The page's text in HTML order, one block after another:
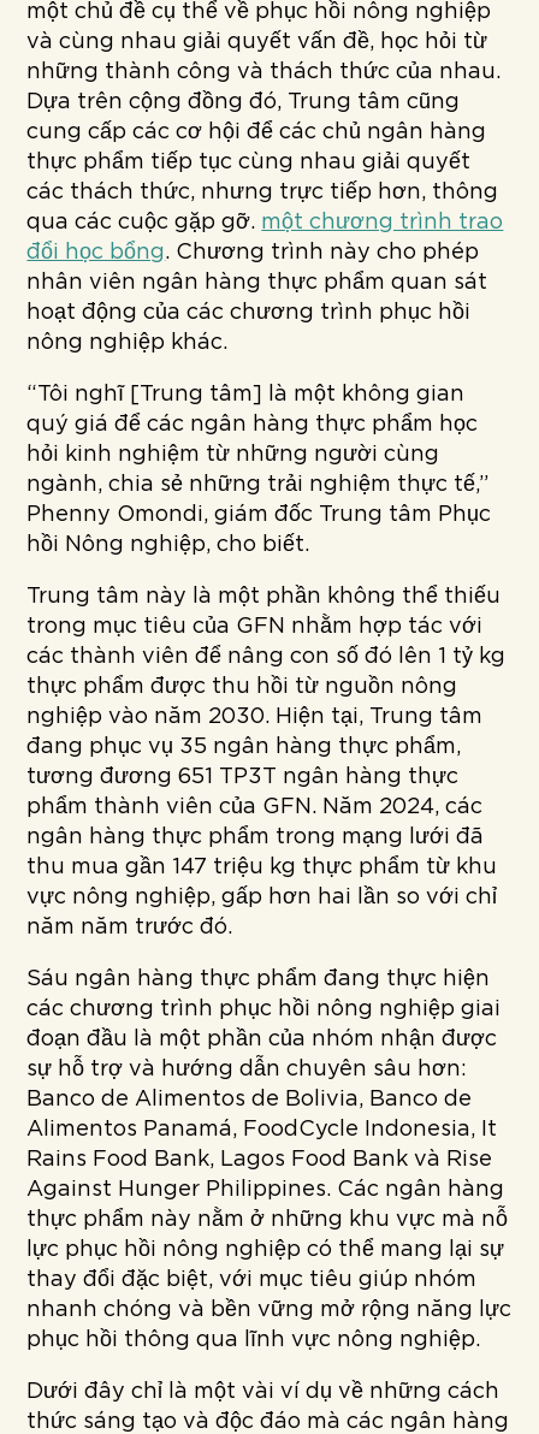
một chủ đề cụ thể về phục hồi nông nghiệp
và cùng nhau giải quyết vấn đề, học hỏi từ
những thành công và thách thức của nhau.
Dựa trên cộng đồng đó, Trung tâm cũng
cung cấp các cơ hội để các chủ ngân hàng
thực phẩm tiếp tục cùng nhau giải quyết
các thách thức, nhưng trực tiếp hơn, thông
qua các cuộc gặp gỡ. một chương trình trao
đổi học bổng. Chương trình này cho phép
nhân viên ngân hàng thực phẩm quan sát
hoạt động của các chương trình phục hồi
nông nghiệp khác.
“Tôi nghĩ [Trung tâm] là một không gian
quý giá để các ngân hàng thực phẩm học
hỏi kinh nghiệm từ những người cùng
ngành, chia sẻ những trải nghiệm thực tế,”
Phenny Omondi, giám đốc Trung tâm Phục
hồi Nông nghiệp, cho biết.
Trung tâm này là một phần không thể thiếu
trong mục tiêu của GFN nhằm hợp tác với
các thành viên để nâng con số đó lên 1 tỷ kg
thực phẩm được thu hồi từ nguồn nông
nghiệp vào năm 2030. Hiện tại, Trung tâm
đang phục vụ 35 ngân hàng thực phẩm,
tương đương 651 TP3T ngân hàng thực
phẩm thành viên của GFN. Năm 2024, các
ngân hàng thực phẩm trong mạng lưới đã
thu mua gần 147 triệu kg thực phẩm từ khu
vực nông nghiệp, gấp hơn hai lần so với chỉ
năm năm trước đó.
Sáu ngân hàng thực phẩm đang thực hiện
các chương trình phục hồi nông nghiệp giai
đoạn đầu là một phần của nhóm nhận được
sự hỗ trợ và hướng dẫn chuyên sâu hơn:
Banco de Alimentos de Bolivia, Banco de
Alimentos Panamá, FoodCycle Indonesia, It
Rains Food Bank, Lagos Food Bank và Rise
Against Hunger Philippines. Các ngân hàng
thực phẩm này nằm ở những khu vực mà nỗ
lực phục hồi nông nghiệp có thể mang lại sự
thay đổi đặc biệt, với mục tiêu giúp nhóm
nhanh chóng và bền vững mở rộng năng lực
phục hồi thông qua lĩnh vực nông nghiệp.
Dưới đây chỉ là một vài ví dụ về những cách
thức sáng tạo và độc đáo mà các ngân hàng